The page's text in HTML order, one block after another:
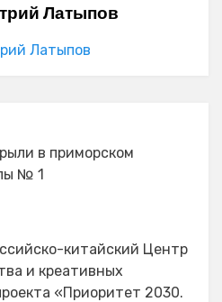
Латыпов
Латыпов
в приморском
№ 1
китайский Центр
и креативных
«Приоритет 2030.